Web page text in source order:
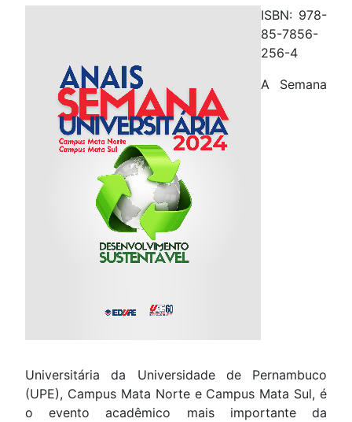
ISBN: 978-
85-7856-
256-4
A Semana
Universitária da Universidade de Pernambuco
(UPE), Campus Mata Norte e Campus Mata Sul, é
o evento acadêmico mais importante da